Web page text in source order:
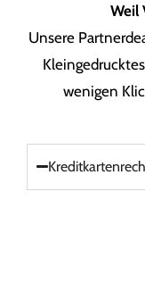
Weil
Unsere
wenigen